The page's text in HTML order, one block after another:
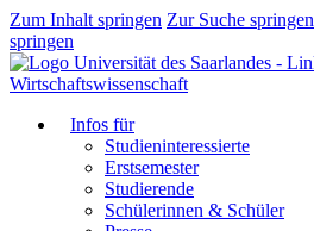
Zum Inhalt springen Zur Suche springen
springen
Wirtschaftswissenschaft
Infos für
Studieninteressierte
Erstsemester
Studierende
Schülerinnen & Schüler